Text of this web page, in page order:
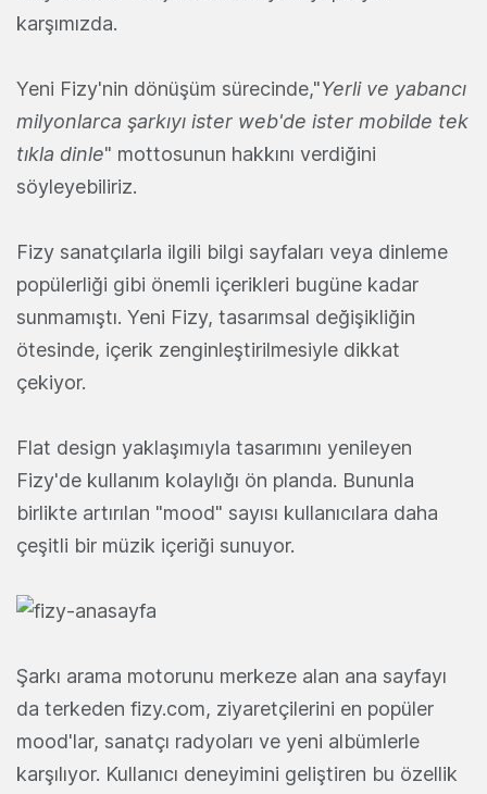
karşımızda.
Yeni Fizy'nin dönüşüm sürecinde,"Yerli ve yabancı
milyonlarca şarkıyı ister web'de ister mobilde tek
tıkla dinle" mottosunun hakkını verdiğini
söyleyebiliriz.
Fizy sanatçılarla ilgili bilgi sayfaları veya dinleme
popülerliği gibi önemli içerikleri bugüne kadar
sunmamıştı. Yeni Fizy, tasarımsal değişikliğin
ötesinde, içerik zenginleştirilmesiyle dikkat
çekiyor.
Flat design yaklaşımıyla tasarımını yenileyen
Fizy'de kullanım kolaylığı ön planda. Bununla
birlikte artırılan "mood" sayısı kullanıcılara daha
çeşitli bir müzik içeriği sunuyor.
Şarkı arama motorunu merkeze alan ana sayfayı
da terkeden fizy.com, ziyaretçilerini en popüler
mood'lar, sanatçı radyoları ve yeni albümlerle
karşılıyor. Kullanıcı deneyimini geliştiren bu özellik